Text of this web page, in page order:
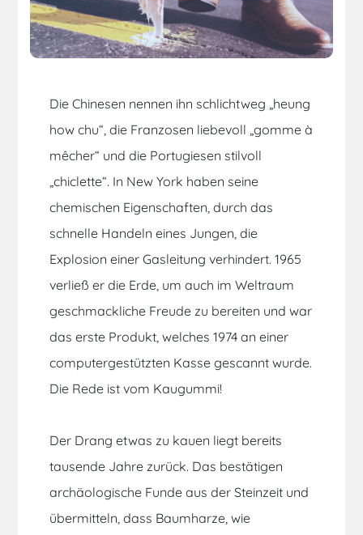
Die Chinesen nennen ihn schlichtweg „heung
how chu“, die Franzosen liebevoll „gomme à
mêcher“ und die Portugiesen stilvoll
„chiclette“. In New York haben seine
chemischen Eigenschaften, durch das
schnelle Handeln eines Jungen, die
Explosion einer Gasleitung verhindert. 1965
verließ er die Erde, um auch im Weltraum
geschmackliche Freude zu bereiten und war
das erste Produkt, welches 1974 an einer
computergestützten Kasse gescannt wurde.
Die Rede ist vom Kaugummi!
Der Drang etwas zu kauen liegt bereits
tausende Jahre zurück. Das bestätigen
archäologische Funde aus der Steinzeit und
übermitteln, dass Baumharze, wie